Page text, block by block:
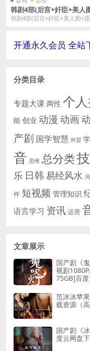
韩剧4部(后宫+奸臣+美人
+霜花店)合集[MKV/MP4/
韩剧4部(后宫+奸臣+美人图+
开通永久会员 全站
分类目录
专题大课 两性 个
能 创业 动漫 动画
产剧 国学智慧 外贸
音 思维 总分类
乐 日韩易经风水
件 短视频 管理知识
语言学习 资讯 运营
文章展示
国产剧《
视剧
75GB]百
范冰冰苹
载资源（
国产剧《
度云网盘